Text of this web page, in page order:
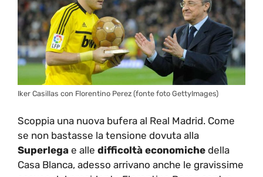
Iker Casillas con Florentino Perez (fonte foto GettyImages)
Scoppia una nuova bufera al Real Madrid. Come
se non bastasse la tensione dovuta alla
Superlega e alle difficoltà economiche della
Casa Blanca, adesso arrivano anche le gravissime